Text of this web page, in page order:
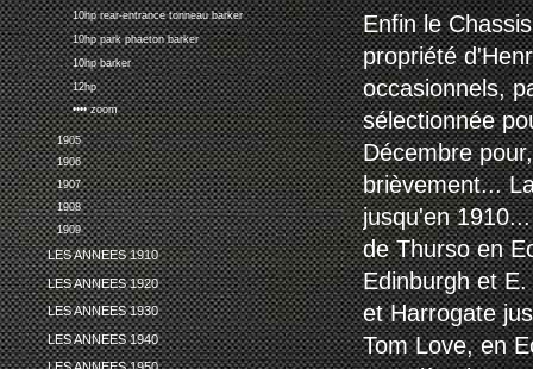
10hp rear-entrance tonneau barker
10hp park phaeton barker
10hp barker
12hp
•••• zoom
1905
1906
1907
1908
1909
LES ANNEES 1910
LES ANNEES 1920
LES ANNEES 1930
LES ANNEES 1940
Enfin le
propriété
occasionnels,
sélectionnée
Décembre
brièvement...
jusqu'en
de Thurso en
Edinburgh et
et Harrogate
Tom Love, en